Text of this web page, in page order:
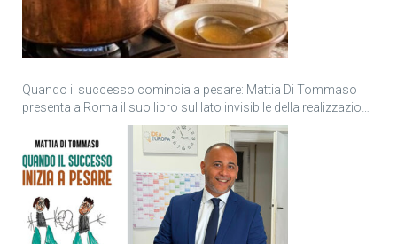
Quando il successo comincia a pesare: Mattia Di Tommaso
presenta a Roma il suo libro sul lato invisibile della realizzazione